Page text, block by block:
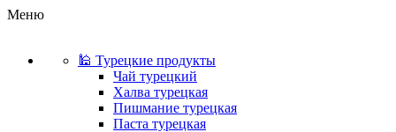
Меню
🕌 Турецкие продукты
Чай турецкий
Халва турецкая
Пишмание турецкая
Паста турецкая